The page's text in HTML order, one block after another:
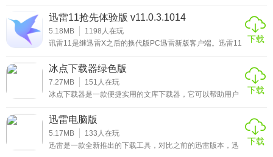
置“下载游戏盘符”、“下载限速”等选项。大家的下载盘符不要
选C盘，再把下载速度调到最高就好了。主要就是用于steam
游戏的更新下载，更支持稀有游戏的下载更新，有需要的朋
友快来下载。单机游戏网站下载游戏，无非就迅雷、百度网
迅雷11抢先体验版 v11.0.3.1014
5.18MB 1198 人在玩
讯雷11是继迅雷X之后的换代版PC迅雷新版客户端。迅雷11
为一，在迅雷云盘里，可以流畅的观看视频，从云盘取回文
件的速度，号称将前所未有的快！之前被许多忠实雷友们过
去一直吐槽的太像浏览器的问题，现在已经得到改进。这次
有着迅雷云盘的加持，而且得益于迅雷领先的下载技术，下
下载
冰点下载器绿色版
7.27MB 151 人在玩
冰点下载器是一款便捷实用的文库下载器，它可以帮助用户
要注册与登录，下载下来的文档内容还可以生成高清晰度的
PDF文档，便于阅读，轻松帮助用户们查找各种专业的文档
内容，有需要的用户赶快来下载冰点下载器绿色版吧！
下载
迅雷电脑版
5.17MB 133 人在玩
迅雷是一款全新推出的下载工具，对比之前的迅雷版本，迅
下载